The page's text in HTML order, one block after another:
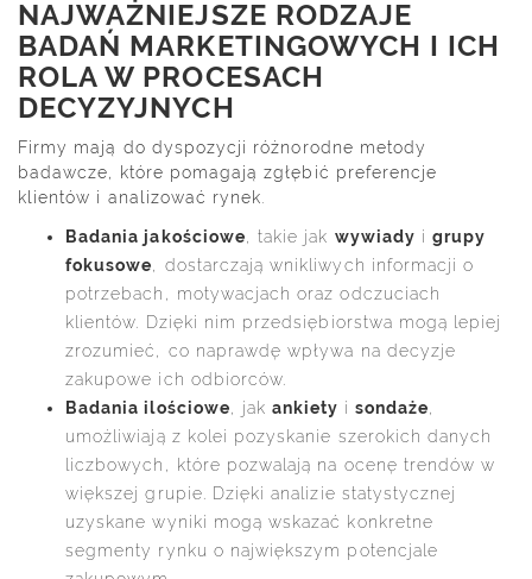
NAJWAŻNIEJSZE RODZAJE
BADAŃ MARKETINGOWYCH I ICH
ROLA W PROCESACH
DECYZYJNYCH
Firmy mają do dyspozycji różnorodne metody
badawcze, które pomagają zgłębić preferencje
klientów i analizować rynek.
Badania jakościowe , takie jak wywiady igrupy
fokusowe , dostarczają wnikliwych informacji o
potrzebach, motywacjach oraz odczuciach
klientów. Dzięki nim przedsiębiorstwa mogą lepiej
zrozumieć, co naprawdę wpływa na decyzje
zakupowe ich odbiorców.
Badania ilościowe , jakankiety i sondaże
umożliwiają z kolei pozyskanie szerokich danych
liczbowych, które pozwalają na ocenę trendów w
większej grupie. Dzięki analizie statystycznej
uzyskane wyniki mogą wskazać konkretne
segmenty rynku o największym potencjale